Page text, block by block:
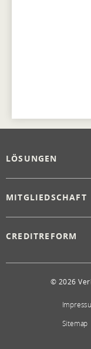
LÖSUNGEN
MITGLIEDSCHAFT
CREDITREFORM
© 2026
Sitemap